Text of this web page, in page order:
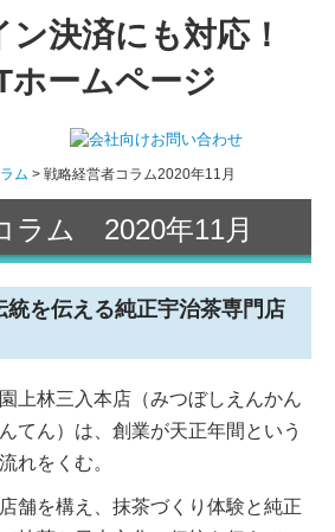
ム 戦略経営者コラム2020年11月
ラム 2020年11月
統を伝える純正宇治茶専門店
上林三入本店（みつぼしえんかん
てん）は、創業が天正年間という
れをくむ。
舗を構え、抹茶づくり体験と純正